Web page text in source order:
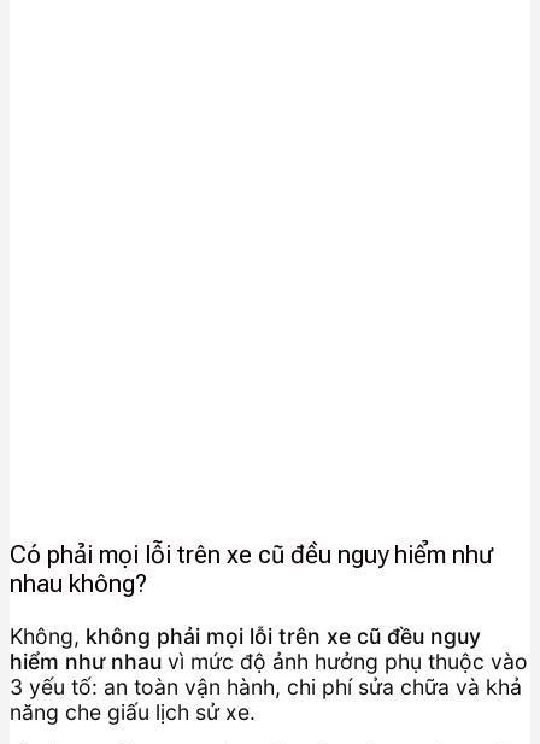
Có phải mọi lỗi trên xe cũ đều nguy hiểm như
nhau không?
Không, không phải mọi lỗi trên xe cũ đều nguy
hiểm như nhau vì mức độ ảnh hưởng phụ thuộc vào
3 yếu tố: an toàn vận hành, chi phí sửa chữa và khả
năng che giấu lịch sử xe.